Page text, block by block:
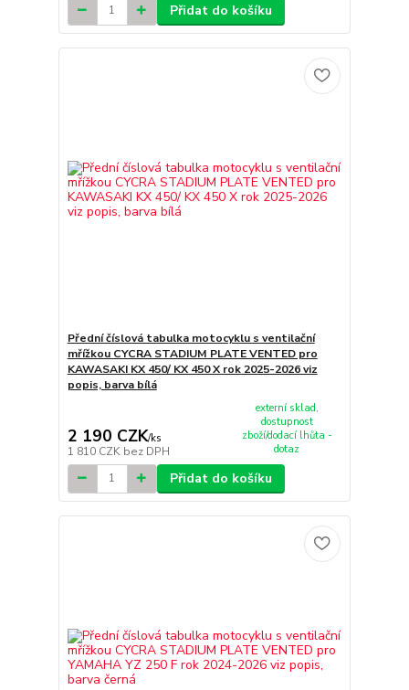
Přidat do košíku
Přední číslová tabulka motocyklu s ventilační
mřížkou CYCRA STADIUM PLATE VENTED pro
KAWASAKI KX 450/ KX 450 X rok 2025-2026 viz
popis, barva bílá
2 190 CZK/ks
1 810 CZK bez DPH
externí sklad,
dostupnost
zboží/dodací lhůta -
dotaz
Přidat do košíku